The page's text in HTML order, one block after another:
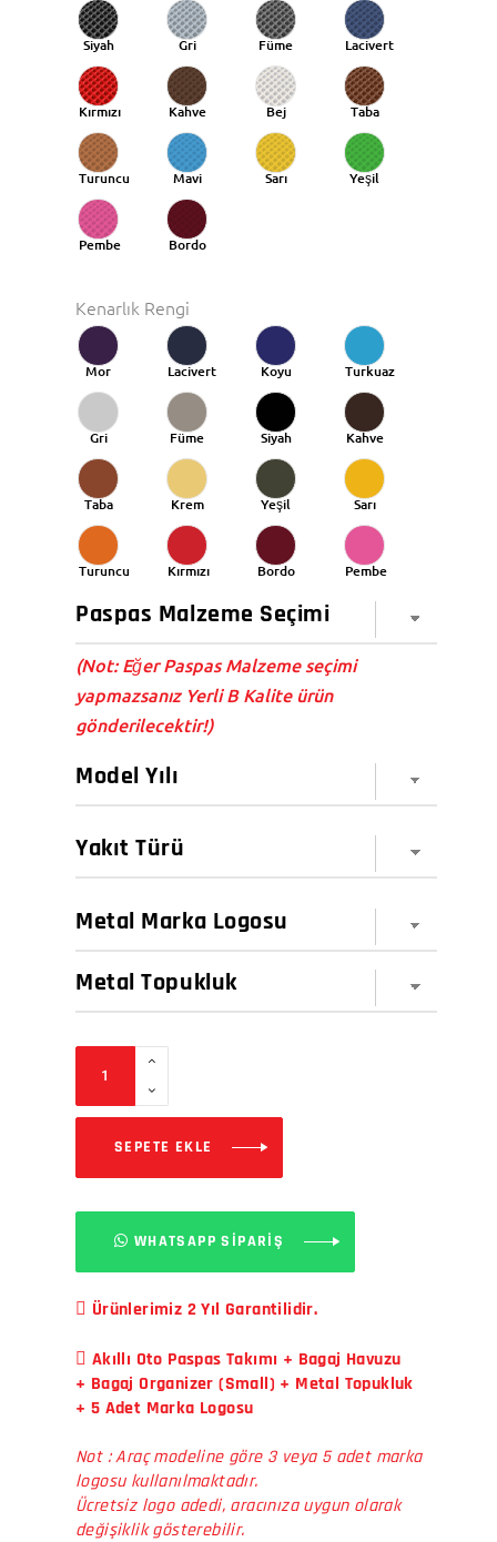
Siyah Gri Füme Lacivert
Kırmızı Kahve Bej Taba
Turuncu
Taba
Mavi Sarı Yeşil
Pembe Bordo
Kenarlık Rengi
Mor Lacivert
Koyu
Mavi
Turkuaz
Gri Füme Siyah Kahve
Taba Krem Yeşil Sarı
Turuncu Kırmızı Bordo Pembe
(Not: Eğer Paspas Malzeme seçimi
yapmazsanız Yerli B Kalite ürün
gönderilecektir!)
SEPETE EKLE
WHATSAPP SİPARİŞ
Ürünlerimiz 2 Yıl Garantilidir.
Akıllı Oto Paspas Takımı + Bagaj Havuzu
+ Bagaj Organizer (Small) + Metal Topukluk
+ 5 Adet Marka Logosu
Not : Araç modeline göre 3 veya 5 adet marka
logosu kullanılmaktadır.
Ücretsiz logo adedi, aracınıza uygun olarak
değişiklik gösterebilir.